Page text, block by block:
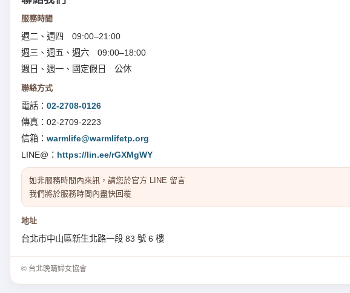
服務時間
週二、週四 09:00–21:00
週三、週五、週六 09:00–18:00
週日、週一、國定假日 公休
聯絡方式
電話： 02-2708-0126
傳真：02-2709-2223
信箱： warmlife@warmlifetp.org
LINE@： https://lin.ee/rGXMgWY
如非服務時間內來訊，請您於官方 LINE 留言
我們將於服務時間內盡快回覆
地址
台北市中山區新生北路一段 83 號 6 樓
© 台北晚晴婦女協會